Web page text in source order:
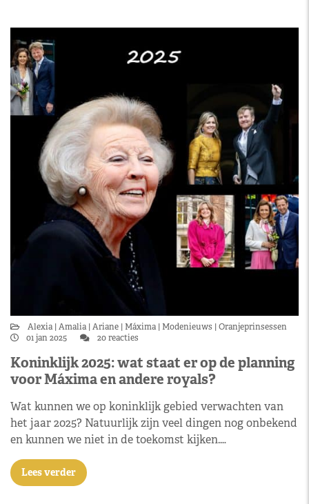
Alexia Amalia Ariane Máxima Modenieuws
Oranjeprinsessen
01 jan 2025
20 reacties
Koninklijk 2025: wat staat er op de planning
voor Máxima en andere royals?
Wat kunnen we op koninklijk gebied verwachten van
het jaar 2025? Natuurlijk zijn veel dingen nog onbekend
en kunnen we niet in de toekomst kijken.…
Lees verder